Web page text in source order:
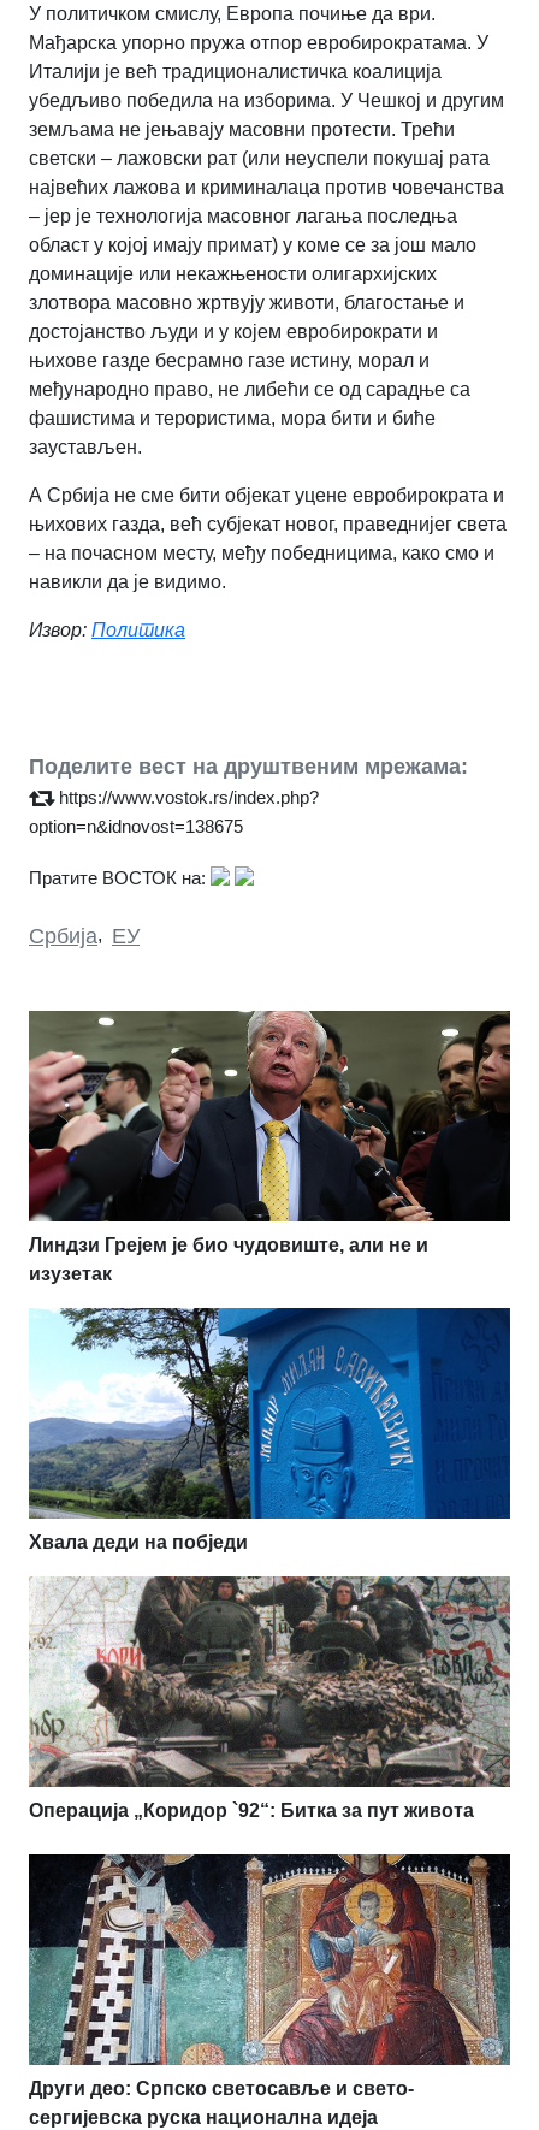
У политичком смислу, Европа почиње да ври.
Мађарска упорно пружа отпор евробирократама. У
Италији је већ традиционалистичка коалиција
убедљиво победила на изборима. У Чешкој и другим
земљама не јењавају масовни протести. Трећи
светски – лажовски рат (или неуспели покушај рата
највећих лажова и криминалаца против човечанства
– јер је технологија масовног лагања последња
област у којој имају примат) у коме се за још мало
доминације или некажњености олигархијских
злотвора масовно жртвују животи, благостање и
достојанство људи и у којем евробирократи и
њихове газде бесрамно газе истину, морал и
међународно право, не либећи се од сарадње са
фашистима и терористима, мора бити и биће
заустављен.
А Србија не сме бити објекат уцене евробирократа и
њихових газда, већ субјекат новог, праведнијег света
– на почасном месту, међу победницима, како смо и
навикли да је видимо.
Извор: Политика
Поделите вест на друштвеним мрежама:
https://www.vostok.rs/index.php?
option=n&idnovost=138675
Пратите ВОСТОК на:
Србија, ЕУ
Линдзи Грејем је био чудовиште, али не и
изузетак
Хвала деди на побједи
Операција „Коридор `92“: Битка за пут живота
Други део: Српско светосавље и свето-
сергијевска руска национална идеја